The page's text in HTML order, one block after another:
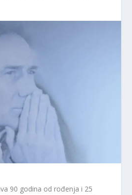
90 godina od rođenja i 25